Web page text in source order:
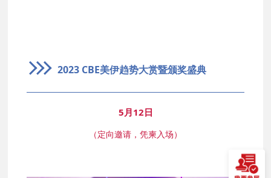
2023 CBE美伊趋势大赏暨颁奖盛典
5月12日
（定向邀请，凭柬入场）